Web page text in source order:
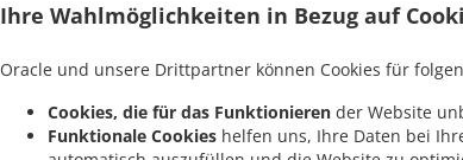
Ihre Wahlmöglichkeiten in Bezug auf
Oracle und unsere Drittpartner können Cookies für
Cookies, die für das Funktionieren der Website
Funktionale Cookies helfen uns, Ihre Daten bei
Zainach 1, 84307 Eggenfelden, Germany
Menü